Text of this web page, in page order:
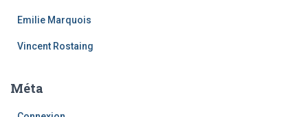
Emilie Marquois
Vincent Rostaing
Méta